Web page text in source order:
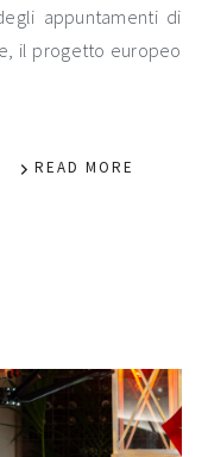
appuntamenti di
il progetto europeo
READ MORE